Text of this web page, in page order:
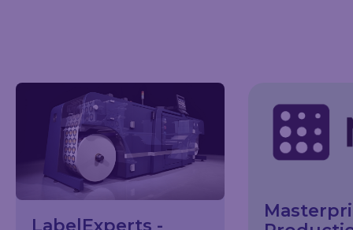
LabelExperts -